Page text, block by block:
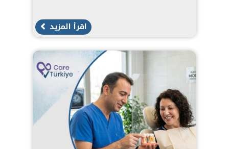
اقرأ المزيد